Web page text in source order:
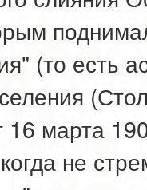
(то есть
марта
не